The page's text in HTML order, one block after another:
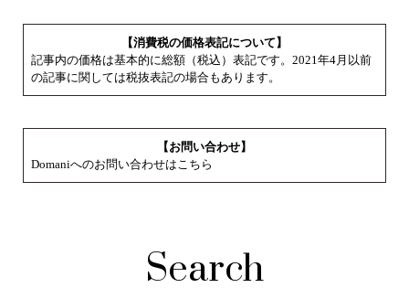
【消費税の価格表記について】
記事内の価格は基本的に総額（税込）表記です。2021年4月以前
の記事に関しては税抜表記の場合もあります。
【お問い合わせ】
Domaniへのお問い合わせはこちら
Search